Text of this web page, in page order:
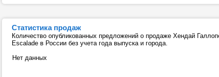
Статистика продаж
Количество опубликованных предложений о продаже Хендай
Escalade в России без учета года выпуска и города.
Нет данных